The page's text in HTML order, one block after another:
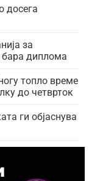
досега
за
диплома
топло време
до четврток
ги објаснува